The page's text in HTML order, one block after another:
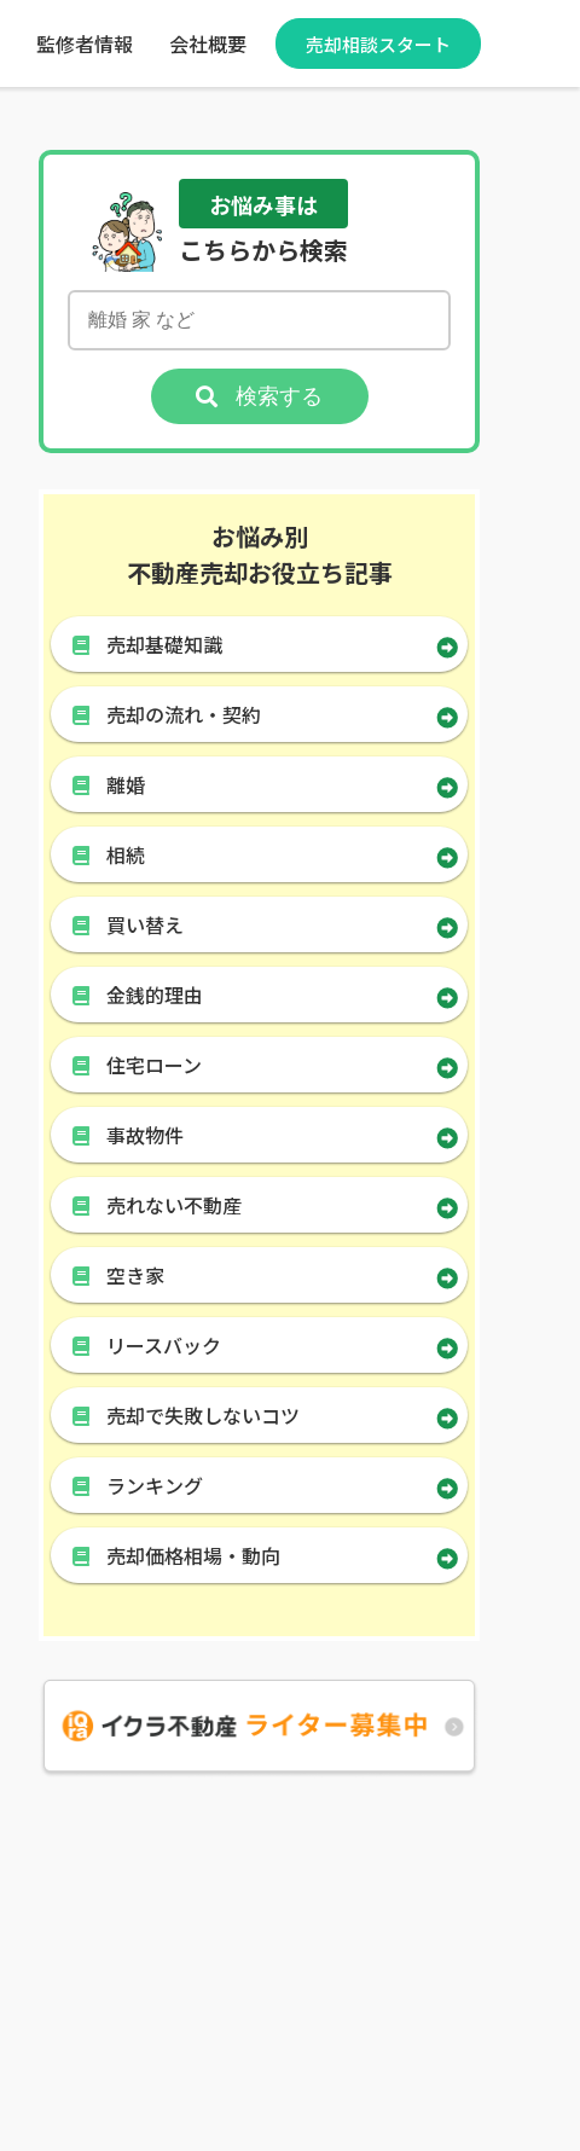
監修者情報 会社概要 売却相談スタート
お悩み事は
こちらから検索
検索する
お悩み別
不動産売却お役立ち記事
売却基礎知識
売却の流れ・契約
離婚
相続
買い替え
金銭的理由
住宅ローン
事故物件
売れない不動産
空き家
リースバック
売却で失敗しないコツ
ランキング
売却価格相場・動向